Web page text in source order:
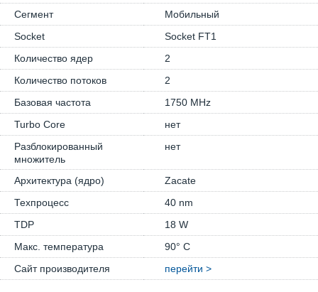
Сегмент
Мобильный
Socket
Socket FT1
Количество ядер
2
Количество потоков
2
Базовая частота
1750 MHz
Turbo Core
нет
Разблокированный
множитель
нет
Архитектура (ядро)
Zacate
Техпроцесс
40 nm
TDP
18 W
Макс. температура
90° C
Сайт производителя
перейти >